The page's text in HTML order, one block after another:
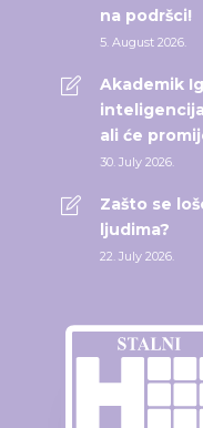
na podršci!
5. August 2026.
Akademik
ali će
30. July 2026.
Zašto se
ljudima?
22. July 2026.